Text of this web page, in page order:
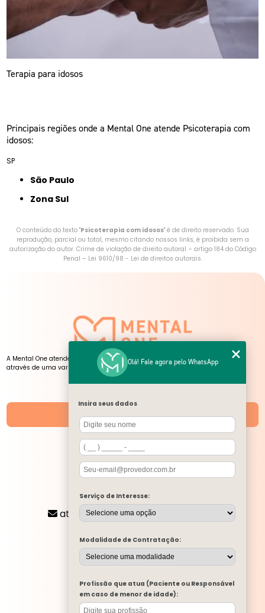
Terapia para idosos
Principais regiões onde a Mental One atende Psicoterapia com
idosos:
SP
São Paulo
Zona Sul
O conteúdo do texto "Psicoterapia com idosos" é de direito reservado. Sua
reprodução, parcial ou total, mesmo citando nossos links, é proibida sem a
autorização do autor. Crime de violação de direito autoral – artigo 184 do Código
Penal – Lei 9610/98 - Lei de direitos autorais.
A Mental One atende pessoas de todas as idades, presencialmente e online,
através de uma variedade de serviços, atendimentos e atividades.
Unidades
SIGA-NOS
(11) 2424-8197
atendimento@mentalone.com.br
MENU
A MENTAL ONE
SERVIÇOS
BLOG
MENTAL ONE NA MÍDIA
TRABALHE CONOSCO
Olá! Fale agora pelo WhatsApp
Insira seus dados
Serviço de Interesse:
Modalidade de Contratação:
Profissão que atua (Paciente ou Responsável
em caso de menor de idade):